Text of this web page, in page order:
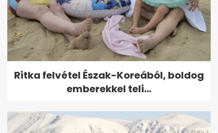
Ritka felvétel Észak-Koreából, boldog
emberekkel teli...